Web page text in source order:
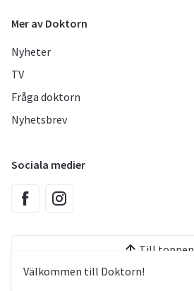
Välkommen till Doktorn!
Mer av Doktorn
Nyheter
TV
Fråga doktorn
Nyhetsbrev
Sociala medier
Till toppen